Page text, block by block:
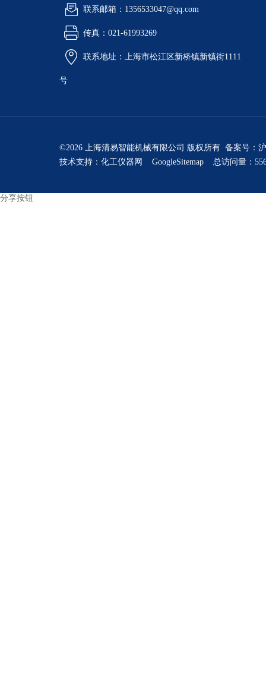
联系邮箱：1356533047@qq.com
传真：021-61993269
联系地址：上海市松江区新桥镇新镇街1111
号
©2026 上海清易智能机械有限公司 版权所有 备案号：
技术支持： 化工仪器网 GoogleSitemap 总访问量：
分享按钮